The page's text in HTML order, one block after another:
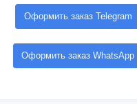
Оформить заказ Telegram
Оформить заказ WhatsApp